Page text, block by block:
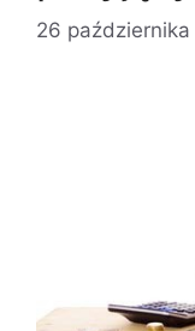
26 października